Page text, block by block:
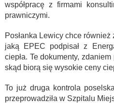
współpracę z firmami
prawniczymi.
Posłanka Lewicy chce
jaką EPEC podpisał z
ciepła. Te dokumenty,
skąd biorą się wysokie ceny
To już druga kontrola
przeprowadziła w Szpitalu